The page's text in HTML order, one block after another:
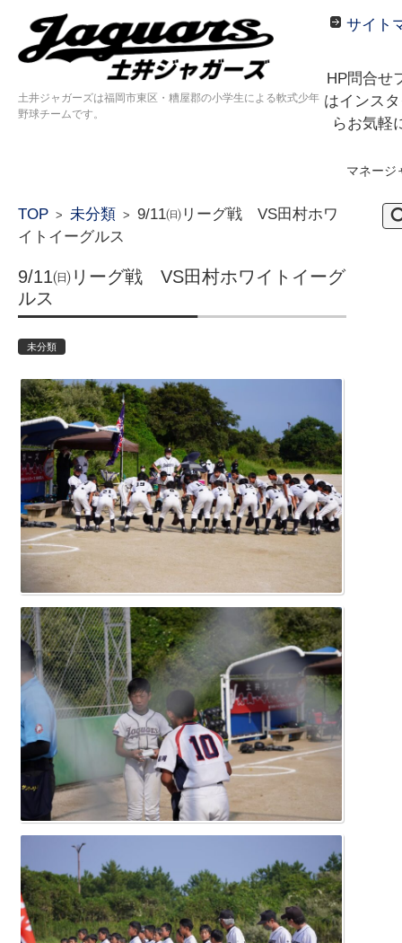
土井ジャガーズは福岡市東区・糟屋郡の小学生による軟式少年
野球チームです。
サイト
HP問合せ
はインス
らお気軽
マネー
TOP > 未分類 > 9/11㈰リーグ戦 VS田村ホワ
イトイーグルス
9/11㈰リーグ戦 VS田村ホワイトイーグ
ルス
未分類
検
索: